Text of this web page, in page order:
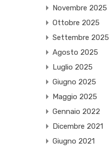
Novembre 2025
Ottobre 2025
Settembre 2025
Agosto 2025
Luglio 2025
Giugno 2025
Maggio 2025
Gennaio 2022
Dicembre 2021
Giugno 2021